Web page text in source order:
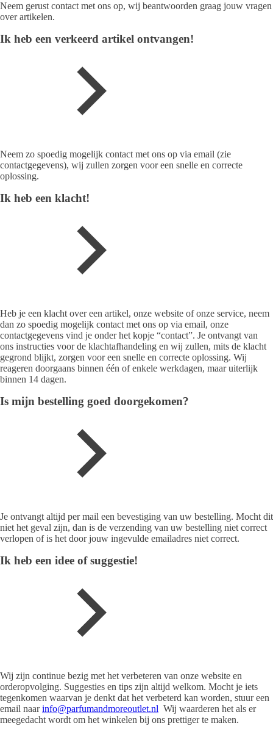
Neem gerust contact met ons op, wij beantwoorden graag jouw vragen
over artikelen.
Ik heb een verkeerd artikel ontvangen!
Neem zo spoedig mogelijk contact met ons op via email (zie
contactgegevens), wij zullen zorgen voor een snelle en correcte
oplossing.
Ik heb een klacht!
Heb je een klacht over een artikel, onze website of onze service, neem
dan zo spoedig mogelijk contact met ons op via email, onze
contactgegevens vind je onder het kopje “contact”. Je ontvangt van
ons instructies voor de klachtafhandeling en wij zullen, mits de klacht
gegrond blijkt, zorgen voor een snelle en correcte oplossing. Wij
reageren doorgaans binnen één of enkele werkdagen, maar uiterlijk
binnen 14 dagen.
Is mijn bestelling goed doorgekomen?
Je ontvangt altijd per mail een bevestiging van uw bestelling. Mocht dit
niet het geval zijn, dan is de verzending van uw bestelling niet correct
verlopen of is het door jouw ingevulde emailadres niet correct.
Ik heb een idee of suggestie!
Wij zijn continue bezig met het verbeteren van onze website en
orderopvolging. Suggesties en tips zijn altijd welkom. Mocht je iets
tegenkomen waarvan je denkt dat het verbeterd kan worden, stuur een
email naarinfo@parfumandmoreoutlet.nl Wij waarderen het als er
meegedacht wordt om het winkelen bij ons prettiger te maken.